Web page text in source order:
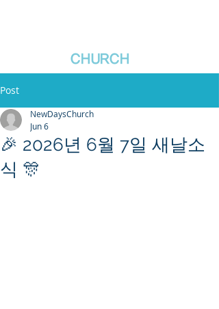
CHURCH
Post
🎉 2026년 6월 7일 새날소
식 🎊
NewDaysChurch
Jun 6